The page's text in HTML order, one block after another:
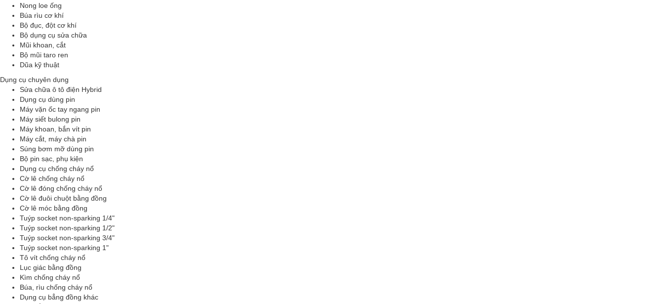
Nong loe ống
Búa rìu cơ khí
Bộ đục, đột cơ khí
Bộ dụng cụ sửa chữa
Mũi khoan, cắt
Bộ mũi taro ren
Dũa kỹ thuật
Dụng cụ chuyên dụng
Sửa chữa ô tô điện Hybrid
Dụng cụ dùng pin
Máy vặn ốc tay ngang pin
Máy siết bulong pin
Máy khoan, bắn vít pin
Máy cắt, máy chà pin
Súng bơm mỡ dùng pin
Bộ pin sạc, phụ kiện
Dụng cụ chống cháy nổ
Cờ lê chống cháy nổ
Cờ lê đóng chống cháy nổ
Cờ lê đuôi chuột bằng đồng
Cờ lê móc bằng đồng
Tuýp socket non-sparking 1/4"
Tuýp socket non-sparking 1/2"
Tuýp socket non-sparking 3/4"
Tuýp socket non-sparking 1"
Tô vít chống cháy nổ
Lục giác bằng đồng
Kìm chống cháy nổ
Búa, rìu chống cháy nổ
Dụng cụ bẳng đồng khác